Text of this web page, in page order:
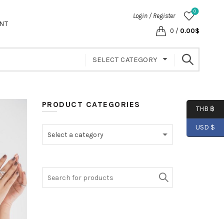
Login / Register
0
0 / 0.00$
SELECT CATEGORY
PRODUCT CATEGORIES
Select a category
THB ฿
USD $